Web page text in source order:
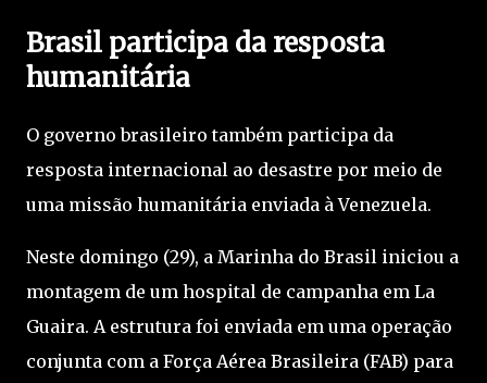
Brasil participa da resposta
humanitária
O governo brasileiro também participa da
resposta internacional ao desastre por meio de
uma missão humanitária enviada à Venezuela.
Neste domingo (29), a Marinha do Brasil iniciou a
montagem de um hospital de campanha em La
Guaira. A estrutura foi enviada em uma operação
conjunta com a Força Aérea Brasileira (FAB) para